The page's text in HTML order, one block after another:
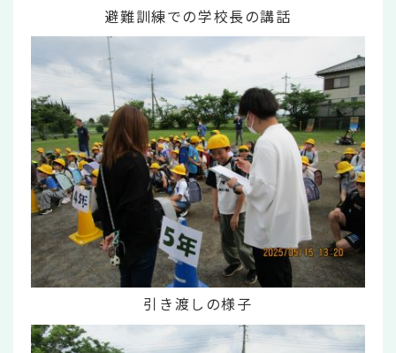
避難訓練での学校長の講話
引き渡しの様子